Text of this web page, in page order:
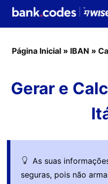
Página Inicial » IBAN »
Gerar e
As suas
seguras, pois não